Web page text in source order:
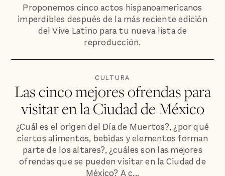
Proponemos cinco actos hispanoamericanos
imperdibles después de la más reciente edición
del Vive Latino para tu nueva lista de
reproducción.
CULTURA
Las cinco mejores ofrendas para
visitar en la Ciudad de México
¿Cuál es el origen del Día de Muertos?, ¿por qué
ciertos alimentos, bebidas y elementos forman
parte de los altares?, ¿cuáles son las mejores
ofrendas que se pueden visitar en la Ciudad de
México? A c...